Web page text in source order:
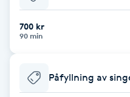
Babylights
Balayage
700 kr
90 min
Påfyllning av